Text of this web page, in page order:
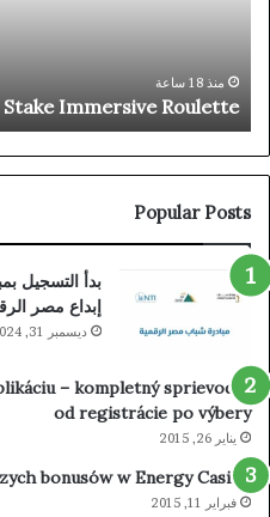
منذ 18 ساعة
Stake Immersive Roulette
Popular Posts
بدأ التسجيل
إبداع مصر
ديسمبر 31, 2024
– kompletný sprievodca
od registrácie po výbery
يناير 26, 2015
bonusów w Energy Casino
فبراير 11, 2015